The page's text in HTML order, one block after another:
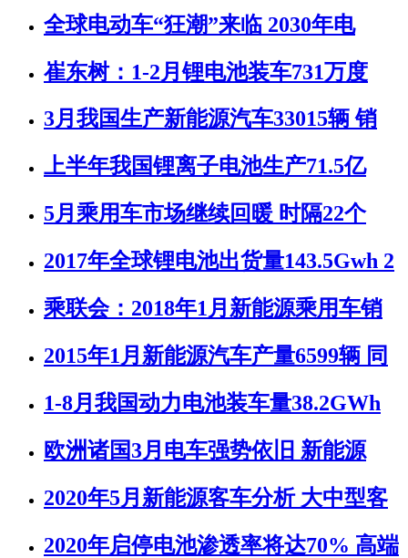
全球电动车“狂潮”来临 2030年电
崔东树：1-2月锂电池装车731万度
3月我国生产新能源汽车33015辆 销
上半年我国锂离子电池生产71.5亿
5月乘用车市场继续回暖 时隔22个
2017年全球锂电池出货量143.5Gwh 2
乘联会：2018年1月新能源乘用车销
2015年1月新能源汽车产量6599辆 同
1-8月我国动力电池装车量38.2GWh
欧洲诸国3月电车强势依旧 新能源
2020年5月新能源客车分析 大中型客
2020年启停电池渗透率将达70% 高端